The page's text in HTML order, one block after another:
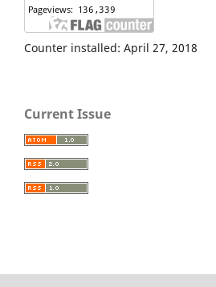
Counter installed: April 27, 2018
Current Issue